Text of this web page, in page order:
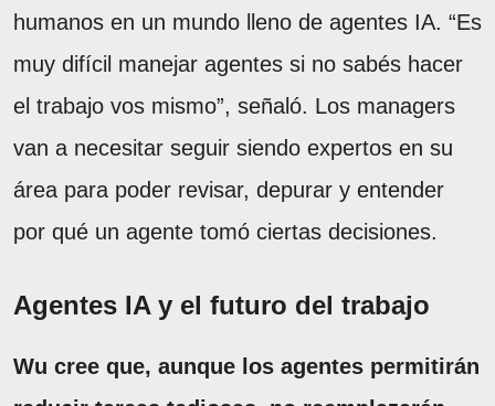
humanos en un mundo lleno de agentes IA. “Es
muy difícil manejar agentes si no sabés hacer
el trabajo vos mismo”, señaló. Los managers
van a necesitar seguir siendo expertos en su
área para poder revisar, depurar y entender
por qué un agente tomó ciertas decisiones.
Agentes IA y el futuro del trabajo
Wu cree que, aunque los agentes permitirán